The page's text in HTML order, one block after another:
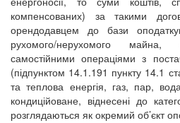
компенсованих) за такими
орендодавцем до бази
рухомого/нерухомого
самостійними операціями з
(підпунктом 14.1.191 пункту 14.1
та теплова енергія, газ, пар,
кондиційоване, віднесені до
розглядаються як окремий об’єкт